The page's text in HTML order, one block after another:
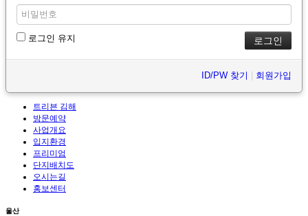
로그인 유지
ID/PW 찾기 회원가입
트리븐 김해
방문예약
사업개요
입지환경
프리미엄
단지배치도
오시는길
홍보센터
울산